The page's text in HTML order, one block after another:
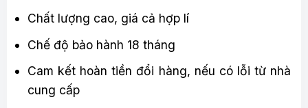
Chất lượng cao, giá cả hợp lí
Chế độ bảo hành 18 tháng
Cam kết hoàn tiền đổi hàng, nếu có lỗi từ nhà
cung cấp